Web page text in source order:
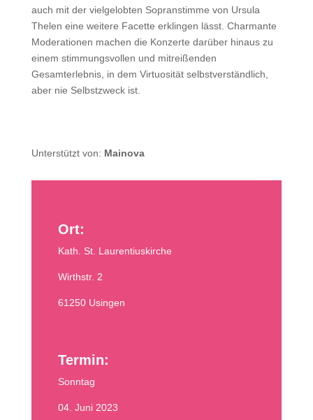
auch mit der vielgelobten Sopranstimme von Ursula
Thelen eine weitere Facette erklingen lässt. Charmante
Moderationen machen die Konzerte darüber hinaus zu
einem stimmungsvollen und mitreißenden
Gesamterlebnis, in dem Virtuosität selbstverständlich,
aber nie Selbstzweck ist.
Unterstützt von: Mainova
Ort:
Kath. St. Laurentiuskirche
Wirthstr. 2
61250 Usingen
Termin:
Sonntag
04. Juni 2023